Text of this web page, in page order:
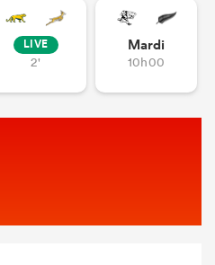
LIVE
2'
Mardi
10h00